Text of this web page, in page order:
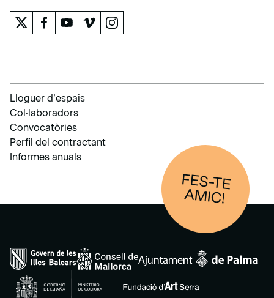
Lloguer d’espais
Col·laboradors
Convocatòries
Perfil del contractant
Informes anuals
FES-TE
AM
IC!